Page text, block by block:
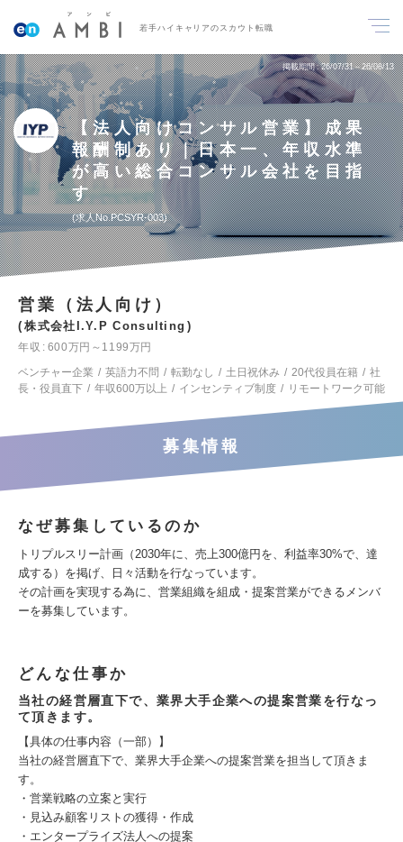
若手ハイキャリアのスカウト転職
掲載期間 26/07/31～26/08/13
【法人向けコンサル営業】成果
報酬制あり｜日本一、年収水準
が高い総合コンサル会社を目指
す
求人No.PCSYR-003
営業（法人向け）
株式会社I.Y.P Consulting
年収
600万円～1199万円
ベンチャー企業
英語力不問 転勤なし 土日祝休み 20代役員在籍
社
長・役員直下
年収600万以上 インセンティブ制度 リモートワーク可能
募集情報
なぜ募集しているのか
トリプルスリー計画（2030年に、売上300億円を、利益率30%で、達
成する）を掲げ、日々活動を行なっています。
その計画を実現する為に、営業組織を組成・提案営業ができるメンバ
ーを募集しています。
どんな仕事か
当社の経営層直下で、業界大手企業への提案営業を行なっ
て頂きます。
【具体の仕事内容（一部）】
当社の経営層直下で、業界大手企業への提案営業を担当して頂きま
す。
・営業戦略の立案と実行
・見込み顧客リストの獲得・作成
・エンタープライズ法人への提案